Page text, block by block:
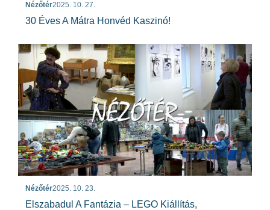
Nézőtér2025. 10. 27.
30 Éves A Mátra Honvéd Kaszinó!
Nézőtér2025. 10. 23.
Elszabadul A Fantázia – LEGO Kiállítás,